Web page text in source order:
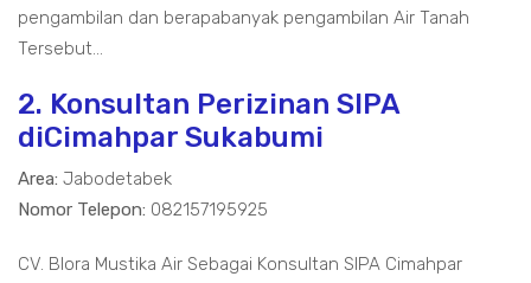
pengambilan dan berapabanyak pengambilan Air Tanah
Tersebut...
2. Konsultan Perizinan SIPA
diCimahpar Sukabumi
Area: Jabodetabek
Nomor Telepon: 082157195925
CV. Blora Mustika Air Sebagai Konsultan SIPA Cimahpar